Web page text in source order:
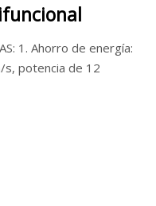
1. Ahorro de energía:
potencia de 12